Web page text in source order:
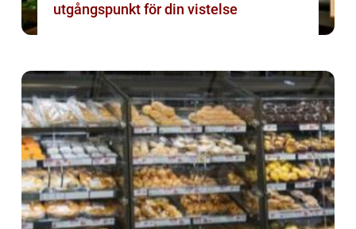
utgångspunkt för din vistelse